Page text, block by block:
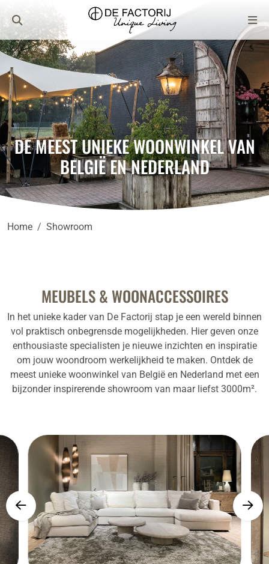
DE MEEST UNIEKE WOONWINKEL VAN
BELGIË EN NEDERLAND
Home Showroom
MEUBELS & WOONACCESSOIRES
In het unieke kader van De Factorij stap je een wereld binnen
vol praktisch onbegrensde mogelijkheden. Hier geven onze
enthousiaste specialisten je nieuwe inzichten en inspiratie
om jouw woondroom werkelijkheid te maken. Ontdek de
meest unieke woonwinkel van België en Nederland met een
bijzonder inspirerende showroom van maar liefst 3000m².